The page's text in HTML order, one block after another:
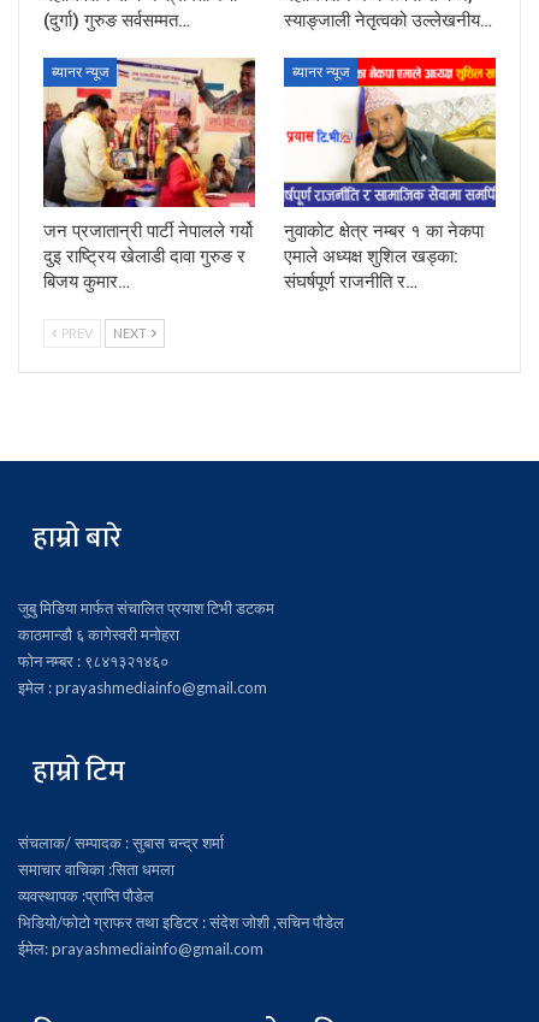
(दुर्गा) गुरुङ सर्वसम्मत…
स्याङ्जाली नेतृत्वको उल्लेखनीय…
ब्यानर न्यूज
जन प्रजातान्री पार्टी नेपालले गर्यो
दुइ राष्ट्रिय खेलाडी दावा गुरुङ र
बिजय कुमार…
ब्यानर न्यूज
नुवाकोट क्षेत्र नम्बर १ का नेकपा
एमाले अध्यक्ष शुशिल खड्का:
संघर्षपूर्ण राजनीति र…
PREV NEXT
हाम्रो बारे
जुबु मिडिया मार्फत संचालित प्रयाश टिभी डटकम
काठमान्डौ ६ कागेस्वरी मनोहरा
फोन नम्बर : ९८४१३२१४६०
इमेल : prayashmediainfo@gmail.com
हाम्रो टिम
संचलाक/ सम्पादक : सुबास चन्द्र शर्मा
समाचार वाचिका :सिता धमला
व्यवस्थापक :प्राप्ति पौडेल
भिडियो/फोटो ग्राफर तथा इडिटर : संदेश जोशी ,सचिन पौडेल
ईमेल: prayashmediainfo@gmail.com